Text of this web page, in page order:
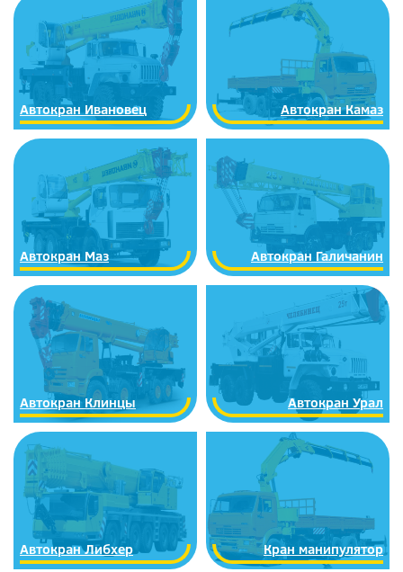
Автокран Ивановец Автокран Камаз
Автокран Маз Автокран Галичанин
Автокран Клинцы Автокран Урал
Автокран Либхер Кран манипулятор